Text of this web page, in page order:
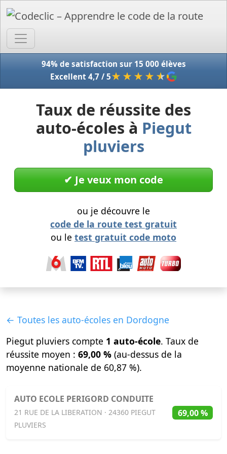
94% de satisfaction sur 15 000 élèves
Excellent 4,7 / 5★★★★ ★
Taux de réussite des
auto-écoles à Piegut
pluviers
✔︎ Je veux mon code
ou je découvre le
code de la route test gratuit
ou le test gratuit code moto
← Toutes les auto-écoles en Dordogne
Piegut pluviers compte 1 auto-école. Taux de
réussite moyen : 69,00 % (au-dessus de la
moyenne nationale de 60,87 %).
AUTO ECOLE PERIGORD CONDUITE
21 RUE DE LA LIBERATION · 24360 PIEGUT
PLUVIERS
69,00 %